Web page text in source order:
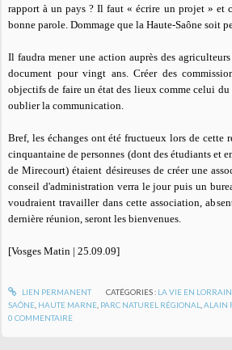
rapport à un pays ? Il faut « écrire un projet » et
bonne parole. Dommage que la Haute-Saône soit
Il faudra mener une action auprès des
document pour vingt ans. Créer des
objectifs de faire un état des lieux comme celui
oublier la communication.
Bref, les échanges ont été fructueux lors de cette
cinquantaine de personnes (dont des étudiants et
de Mirecourt) étaient désireuses de créer une
conseil d'administration verra le jour puis un
voudraient travailler dans cette association,
dernière réunion, seront les bienvenues.
[Vosges Matin | 25.09.09]
LIEN PERMANENT CATÉGORIES : LA VIE EN
SAÔNE HAUTE MARNE PARC NATUREL RÉGIONAL ,ALAIN
0 COMMENTAIRE